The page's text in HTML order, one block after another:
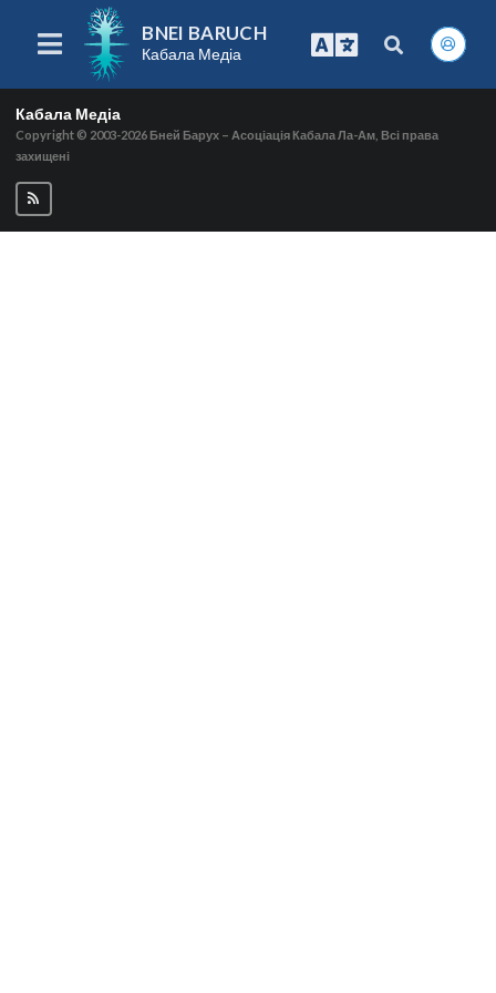
BNEI BARUCH
Кабала Медіа
Кабала Медіа
Copyright © 2003-2026 Бней Барух – Асоціація Кабала Ла-Ам, Всі права
захищені